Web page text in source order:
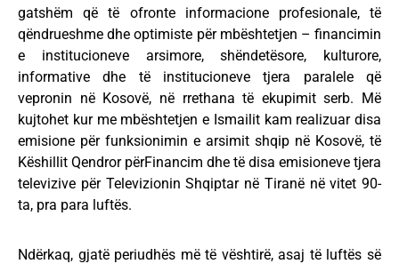
gatshëm që të ofronte informacione profesionale, të
qëndrueshme dhe optimiste për mbështetjen – financimin
e institucioneve arsimore, shëndetësore, kulturore,
informative dhe të institucioneve tjera paralele që
vepronin në Kosovë, në rrethana të ekupimit serb. Më
kujtohet kur me mbështetjen e Ismailit kam realizuar disa
emisione për funksionimin e arsimit shqip në Kosovë, të
Këshillit Qendror përFinancim dhe të disa emisioneve tjera
televizive për Televizionin Shqiptar në Tiranë në vitet 90-
ta, pra para luftës.
Ndërkaq, gjatë periudhës më të vështirë, asaj të luftës së